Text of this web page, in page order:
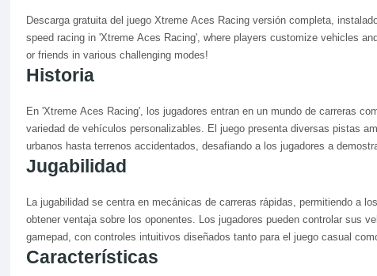
Descarga gratuita del juego Xtreme Aces Racing versión completa,
speed racing in 'Xtreme Aces Racing', where players customize vehicles
or friends in various challenging modes!
Historia
En 'Xtreme Aces Racing', los jugadores entran en un mundo de carreras
variedad de vehículos personalizables. El juego presenta diversas pistas
urbanos hasta terrenos accidentados, desafiando a los jugadores a
Jugabilidad
La jugabilidad se centra en mecánicas de carreras rápidas, permitiendo a
obtener ventaja sobre los oponentes. Los jugadores pueden controlar sus
gamepad, con controles intuitivos diseñados tanto para el juego casual
Características